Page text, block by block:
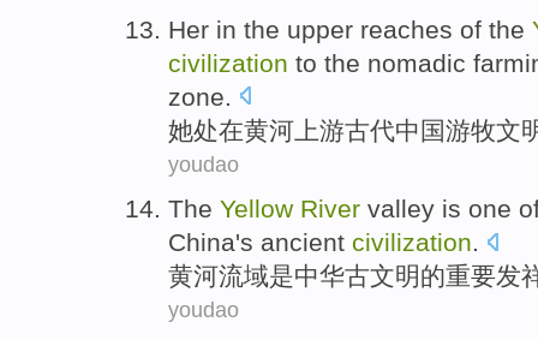
Her in the upper reaches of the
civilization to the nomadic
zone
她处在黄河 上游古代中国游牧文
youdao
The Yellow River valley is one
China's ancient civilization.
黄河流域是中华古文明的重要发
youdao